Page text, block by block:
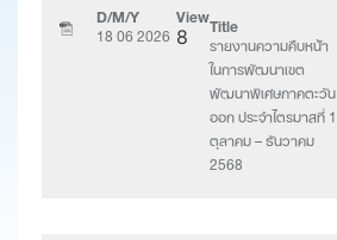
D/M/Y
18 06 2026
View
8 Title
รายงานความคืบหน้า
ในการพัฒนาเขต
พัฒนาพิเศษภาคตะวัน
ออก ประจำไตรมาสที่ 1
ตุลาคม – ธันวาคม
2568